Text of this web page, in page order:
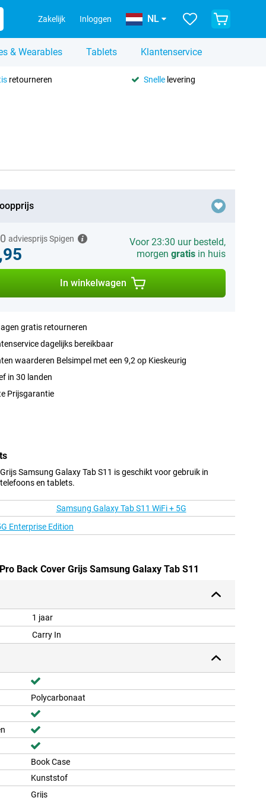
Zakelijk Inloggen NL
& Wearables Tablets Klantenservice
retourneren Snellelevering
adviesprijs Spigen
Voor 23:30 uur besteld,
morgen gratisin huis
In winkelwagen
gratis retourneren
dagelijks bereikbaar
waarderen Belsimpel met een 9,2 op Kieskeurig
in 30 landen
Prijsgarantie
Samsung Galaxy Tab S11 is geschikt voor gebruik in
en tablets.
Samsung Galaxy Tab S11 WiFi + 5G
Enterprise Edition
Back Cover Grijs Samsung Galaxy Tab S11
1 jaar
Carry In
Polycarbonaat
Book Case
Kunststof
Grijs